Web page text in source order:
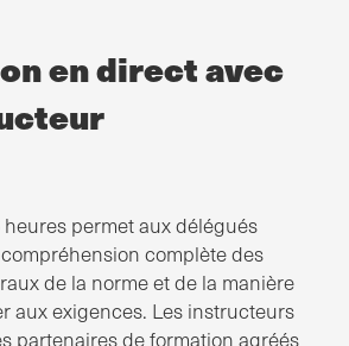
en direct avec
permet aux délégués
complète des
de la norme et de la manière
aux exigences. Les instructeurs
partenaires de formation agréés